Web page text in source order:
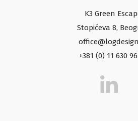
K3 Green
Stopićeva 8,
+381 (0) 11 630